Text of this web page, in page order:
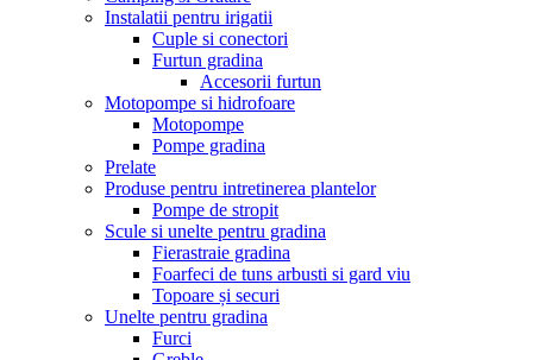
Instalatii pentru irigatii
Cuple si conectori
Furtun gradina
Accesorii furtun
Motopompe si hidrofoare
Motopompe
Pompe gradina
Prelate
Produse pentru intretinerea plantelor
Pompe de stropit
Scule si unelte pentru gradina
Fierastraie gradina
Foarfeci de tuns arbusti si gard viu
Topoare și securi
Unelte pentru gradina
Furci